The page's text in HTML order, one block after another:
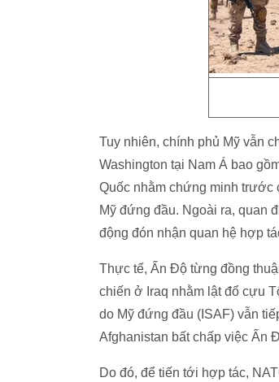
Tuy nhiên, chính phủ Mỹ vẫn
Washington tại Nam Á bao
Quốc nhằm chứng minh trước
Mỹ đứng đầu. Ngoài ra, quan
động đón nhận quan hệ hợp
Thực tế, Ấn Độ từng đồng
chiến ở Iraq nhằm lật đổ cựu
do Mỹ đứng đầu (ISAF) vẫn
Afghanistan bất chấp việc Ấn
Do đó, để tiến tới hợp tác,